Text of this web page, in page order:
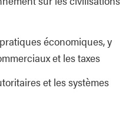
économiques, y
et les taxes
et les systèmes